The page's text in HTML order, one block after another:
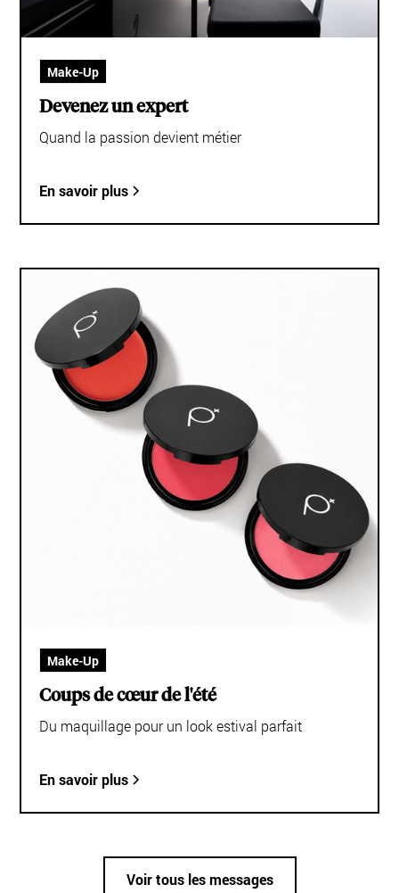
Make-Up
Devenez un expert
Quand la passion devient métier
En savoir plus
Make-Up
Coups de cœur de l'été
Du maquillage pour un look estival parfait
En savoir plus
Voir tous les messages